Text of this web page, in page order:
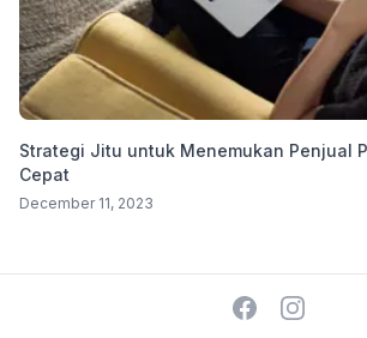
Strategi Jitu untuk Menemukan Penjual
Cepat
December 11, 2023
FacebookInstagram